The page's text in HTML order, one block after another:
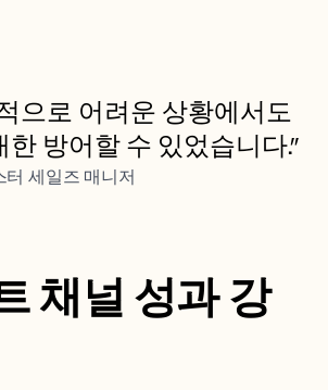
으로 어려운 상황에서도
방어할 수 있었습니다.”
터 세일즈 매니저
채널 성과 강